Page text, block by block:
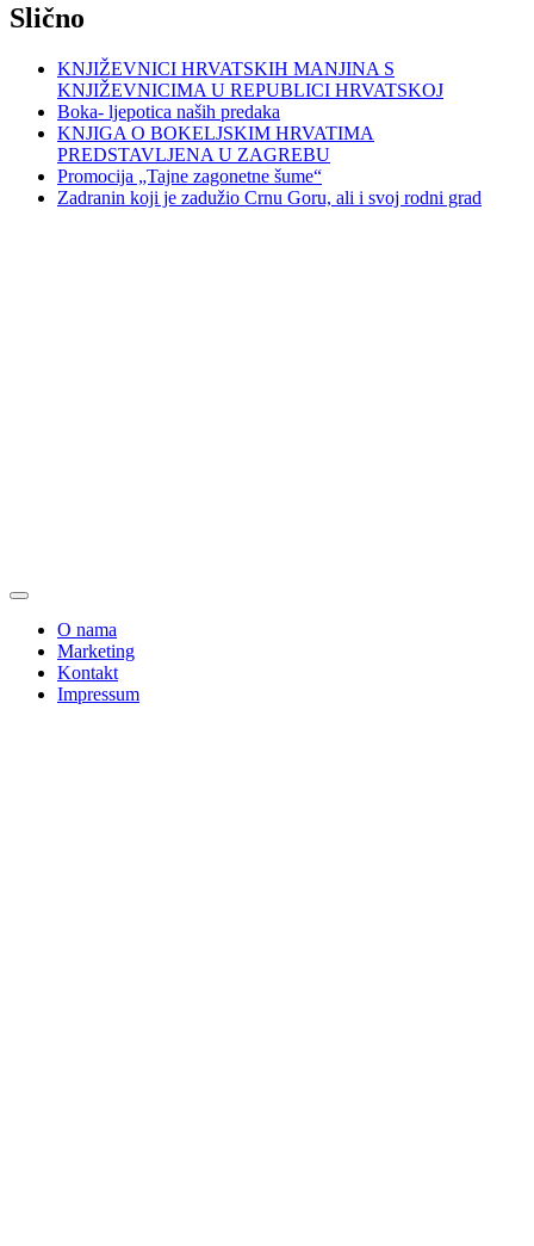
Slično
KNJIŽEVNICI HRVATSKIH MANJINA S
KNJIŽEVNICIMA U REPUBLICI HRVATSKOJ
Boka- ljepotica naših predaka
KNJIGA O BOKELJSKIM HRVATIMA
PREDSTAVLJENA U ZAGREBU
Promocija „Tajne zagonetne šume“
Zadranin koji je zadužio Crnu Goru, ali i svoj rodni grad
O nama
Marketing
Kontakt
Impressum